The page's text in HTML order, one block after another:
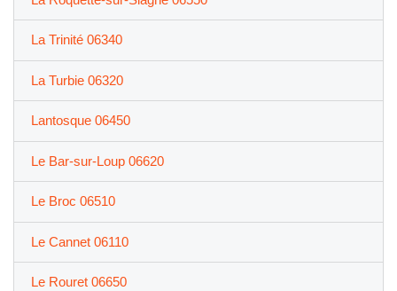
La Trinité 06340
La Turbie 06320
Lantosque 06450
Le Bar-sur-Loup 06620
Le Broc 06510
Le Cannet 06110
Le Rouret 06650